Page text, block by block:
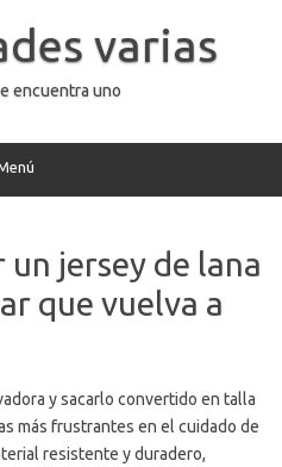
varias
encuentra uno
jersey de lana
que vuelva a
y sacarlo convertido en talla
más frustrantes en el cuidado de
resistente y duradero,